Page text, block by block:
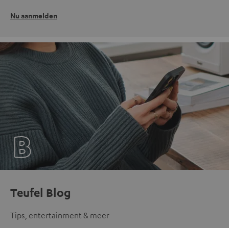
Nu aanmelden
Teufel Blog
Tips, entertainment & meer